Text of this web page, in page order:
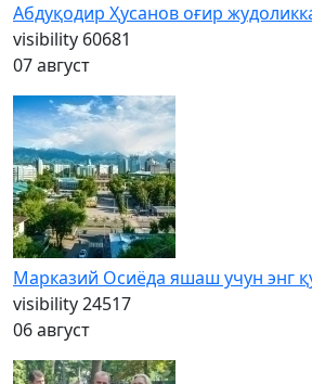
Абдуқодир Ҳусанов оғир
visibility 60681
07 август
Марказий Осиёда яшаш учун энг
visibility24517
06 август